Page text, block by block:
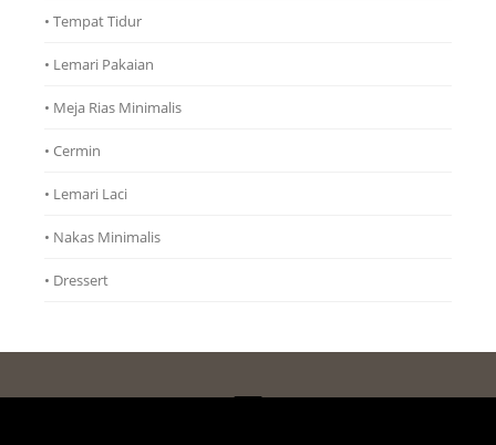
• Tempat Tidur
• Lemari Pakaian
• Meja Rias Minimalis
• Cermin
• Lemari Laci
• Nakas Minimalis
• Dressert